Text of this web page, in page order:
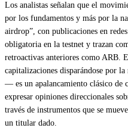
Los analistas señalan que el
por los fundamentos y más por la
airdrop”, con publicaciones en
obligatoria en la testnet y trazan
retroactivas anteriores como ARB.
capitalizaciones disparándose por
— es un apalancamiento clásico de
expresar opiniones direccionales
través de instrumentos que se
un titular dado.